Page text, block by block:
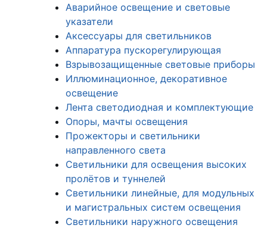
Аварийное освещение и световые
указатели
Аксессуары для светильников
Аппаратура пускорегулирующая
Взрывозащищенные световые приборы
Иллюминационное, декоративное
освещение
Лента светодиодная и комплектующие
Опоры, мачты освещения
Прожекторы и светильники
направленного света
Светильники для освещения высоких
пролётов и туннелей
Светильники линейные, для модульных
и магистральных систем освещения
Светильники наружного освещения